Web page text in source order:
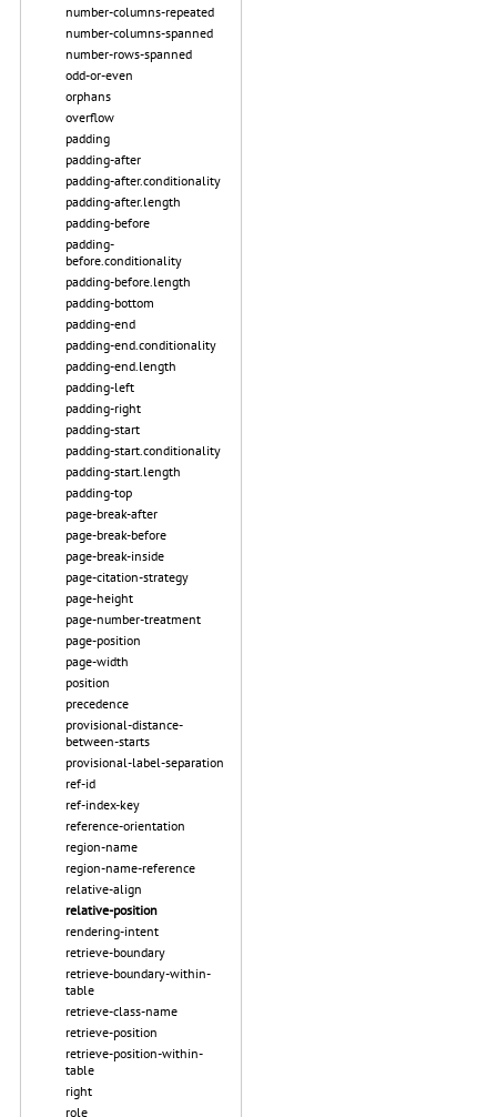
number-columns-repeated
number-columns-spanned
number-rows-spanned
odd-or-even
orphans
overflow
padding
padding-after
padding-after.conditionality
padding-after.length
padding-before
padding-
before.conditionality
padding-before.length
padding-bottom
padding-end
padding-end.conditionality
padding-end.length
padding-left
padding-right
padding-start
padding-start.conditionality
padding-start.length
padding-top
page-break-after
page-break-before
page-break-inside
page-citation-strategy
page-height
page-number-treatment
page-position
page-width
position
precedence
provisional-distance-
between-starts
provisional-label-separation
ref-id
ref-index-key
reference-orientation
region-name
region-name-reference
relative-align
relative-position
rendering-intent
retrieve-boundary
retrieve-boundary-within-
table
retrieve-class-name
retrieve-position
retrieve-position-within-
table
right
role